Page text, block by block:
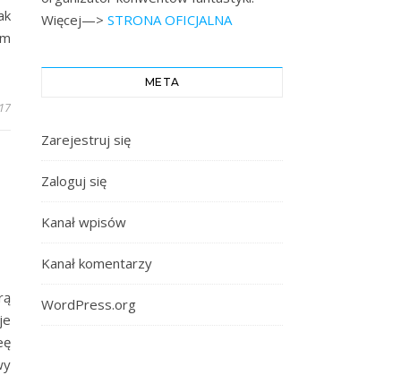
Więcej—> STRONA OFICJALNA
META
Zarejestruj się
Zaloguj się
Kanał wpisów
Kanał komentarzy
WordPress.org